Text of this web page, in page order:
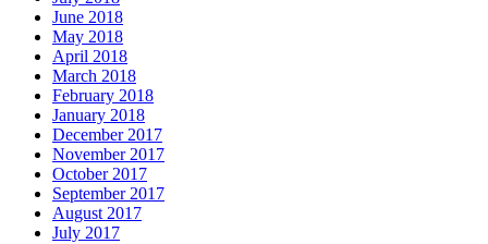
June 2018
May 2018
April 2018
March 2018
February 2018
January 2018
December 2017
November 2017
October 2017
September 2017
August 2017
July 2017